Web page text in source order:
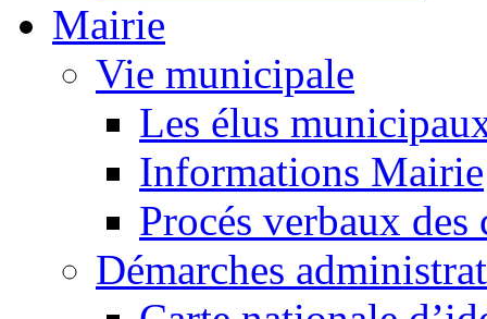
Mairie
Vie municipale
Les élus
Informations Mairie
Procés verbaux
Démarches